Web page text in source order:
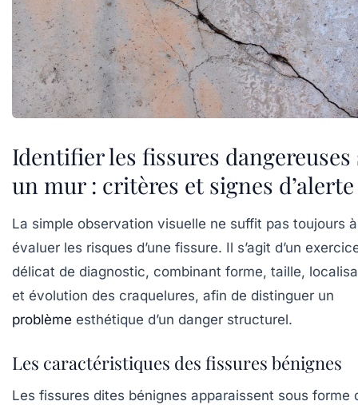
Identifier les fissures dangereuses
un mur : critères et signes d’alerte
La simple observation visuelle ne suffit pas toujours à
évaluer les risques d’une fissure. Il s’agit d’un
délicat de diagnostic, combinant forme, taille,
et évolution des craquelures, afin de distinguer un
problème esthétique d’un danger structurel.
Les caractéristiques des fissures bénignes
Les fissures dites bénignes apparaissent sous forme